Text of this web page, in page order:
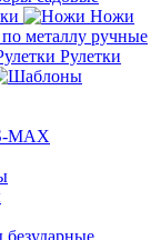
Ножи
металлу ручные
Рулетки
MAX